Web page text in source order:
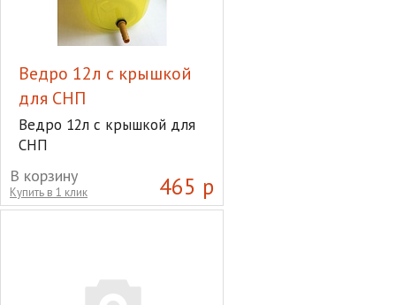
Ведро 12л с крышкой
для СНП
Ведро 12л с крышкой для
СНП
465 р
В корзину
Купить в 1 клик